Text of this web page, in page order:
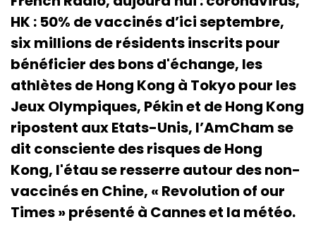
HK : 50% de vaccinés d’ici septembre,
six millions de résidents inscrits pour
bénéficier des bons d'échange, les
athlètes de Hong Kong à Tokyo pour les
Jeux Olympiques, Pékin et de Hong Kong
ripostent aux Etats-Unis, l’AmCham se
dit consciente des risques de Hong
Kong, l'étau se resserre autour des non-
vaccinés en Chine, « Revolution of our
Times » présenté à Cannes et la météo.